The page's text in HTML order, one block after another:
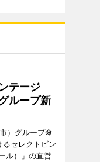
テージ
ループ新
）グループ傘
るセレクトビン
ル）」の直営